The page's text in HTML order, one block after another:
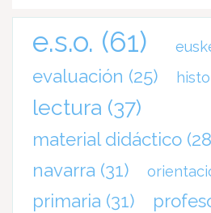
e.s.o. (61)
evaluación (25)
lectura (37)
material didáctico
navarra (31)
primaria (31)